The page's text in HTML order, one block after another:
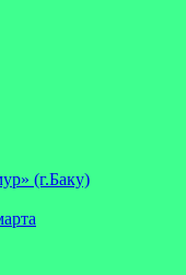
(г.Баку)